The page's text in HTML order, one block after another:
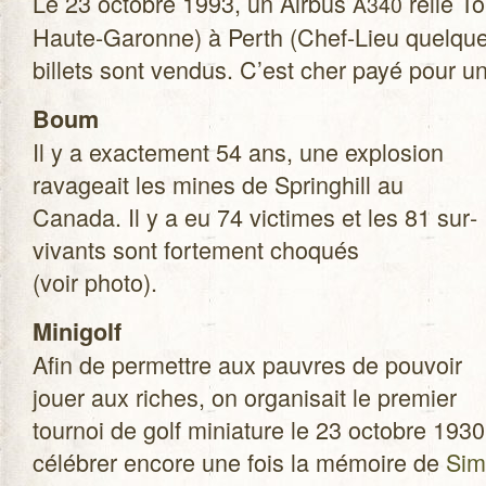
Haute-Garonne) à Perth (Chef-Lieu
billets sont ven­dus. C’est cher payé pour
Boum
Il y a exac­te­ment 54 ans, une explo­sion
rava­geait les mines de Sprin­ghill au
Canada. Il y a eu 74 vic­times et les 81 sur­
vi­vants sont for­te­ment cho­qués
(voir photo).
Mini­golf
Afin de per­mettre aux pauvres de pou­voir
jouer aux riches, on orga­ni­sait le pre­mier
tour­noi de golf minia­ture le 23 octobre
célé­brer encore une fois la mémoire de